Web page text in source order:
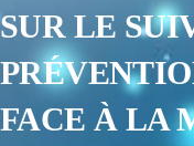
SUR LE
FACE À LA